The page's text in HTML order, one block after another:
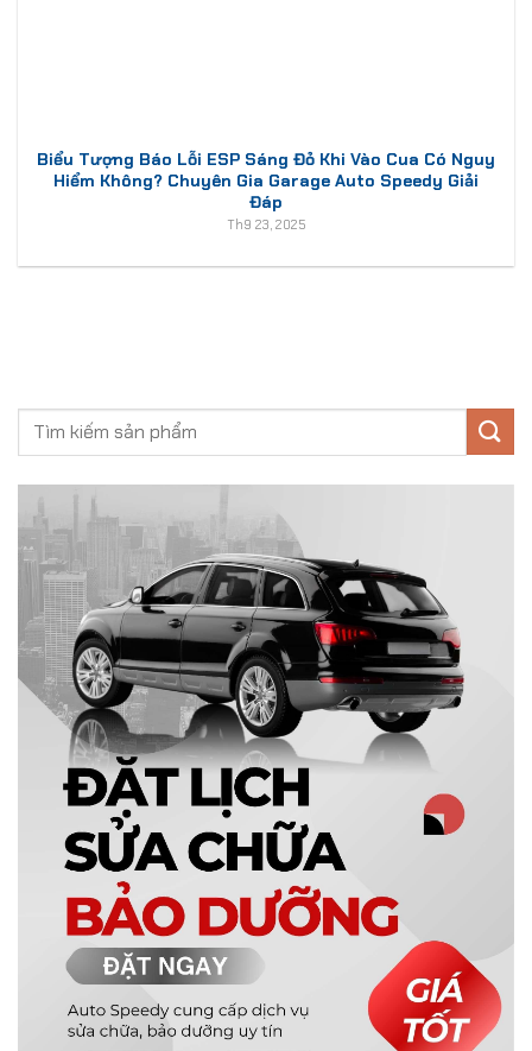
Biểu Tượng Báo Lỗi ESP Sáng Đỏ Khi Vào Cua Có Nguy
Hiểm Không? Chuyên Gia Garage Auto Speedy Giải
Đáp
Th9 23, 2025